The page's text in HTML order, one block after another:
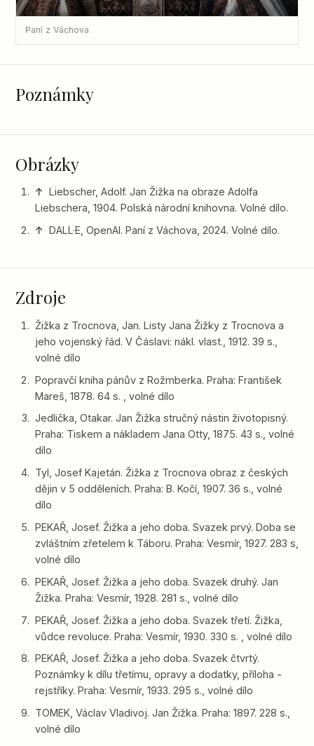
Paní z Váchova
Poznámky
Obrázky
↑ Liebscher, Adolf. Jan Žižka na obraze Adolfa
Liebschera, 1904. Polská národní knihovna. Volné dílo.
↑ DALL·E, OpenAI. Paní z Váchova, 2024. Volné dílo.
Zdroje
Žižka z Trocnova, Jan. Listy Jana Žižky z Trocnova a
jeho vojenský řád. V Čáslavi: nákl. vlast., 1912. 39 s.,
volné dílo
Popravčí kniha pánův z Rožmberka. Praha: František
Mareš, 1878. 64 s. , volné dílo
Jedlička, Otakar. Jan Žižka stručný nástin životopisný.
Praha: Tiskem a nákladem Jana Otty, 1875. 43 s., volné
dílo
Tyl, Josef Kajetán. Žižka z Trocnova obraz z českých
dějin v 5 odděleních. Praha: B. Kočí, 1907. 36 s., volné
dílo
PEKAŘ, Josef. Žižka a jeho doba. Svazek prvý. Doba se
zvláštním zřetelem k Táboru. Praha: Vesmír, 1927. 283 s,
volné dílo
PEKAŘ, Josef. Žižka a jeho doba. Svazek druhý. Jan
Žižka. Praha: Vesmír, 1928. 281 s., volné dílo
PEKAŘ, Josef. Žižka a jeho doba. Svazek třetí. Žižka,
vůdce revoluce. Praha: Vesmír, 1930. 330 s. , volné dílo
PEKAŘ, Josef. Žižka a jeho doba. Svazek čtvrtý.
Poznámky k dílu třetímu, opravy a dodatky, příloha -
rejstříky. Praha: Vesmír, 1933. 295 s., volné dílo
TOMEK, Václav Vladivoj. Jan Žižka. Praha: 1897. 228 s.,
volné dílo